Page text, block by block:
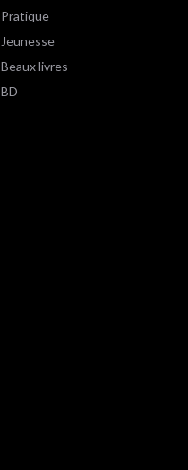
Pratique
Jeunesse
Beaux livres
BD